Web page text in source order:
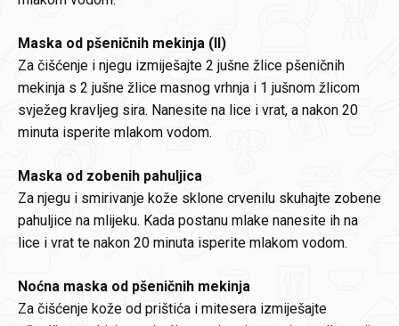
Maska od pšeničnih mekinja (II)
Za čišćenje i njegu izmiješajte 2 jušne žlice pšeničnih
mekinja s 2 jušne žlice masnog vrhnja i 1 jušnom žlicom
svježeg kravljeg sira. Nanesite na lice i vrat, a nakon 20
minuta isperite mlakom vodom.
Maska od zobenih pahuljica
Za njegu i smirivanje kože sklone crvenilu skuhajte zobene
pahuljice na mlijeku. Kada postanu mlake nanesite ih na
lice i vrat te nakon 20 minuta isperite mlakom vodom.
Noćna maska od pšeničnih mekinja
Za čišćenje kože od prištića i mitesera izmiješajte